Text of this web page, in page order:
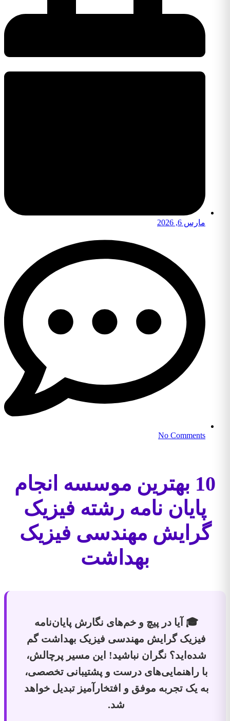
مارس 6, 2026
No Comments
10 بهترین موسسه انجام
پایان نامه رشته فیزیک
گرایش مهندسی فیزیک
بهداشت
🎓 آیا در پیچ و خم‌های نگارش پایان‌نامه
فیزیک گرایش مهندسی فیزیک بهداشت گم
شده‌اید؟ نگران نباشید! این مسیر پرچالش،
با راهنمایی‌های درست و پشتیبانی تخصصی،
به یک تجربه موفق و افتخارآمیز تبدیل خواهد
شد.